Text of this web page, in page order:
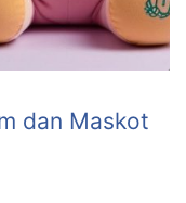
dan Maskot